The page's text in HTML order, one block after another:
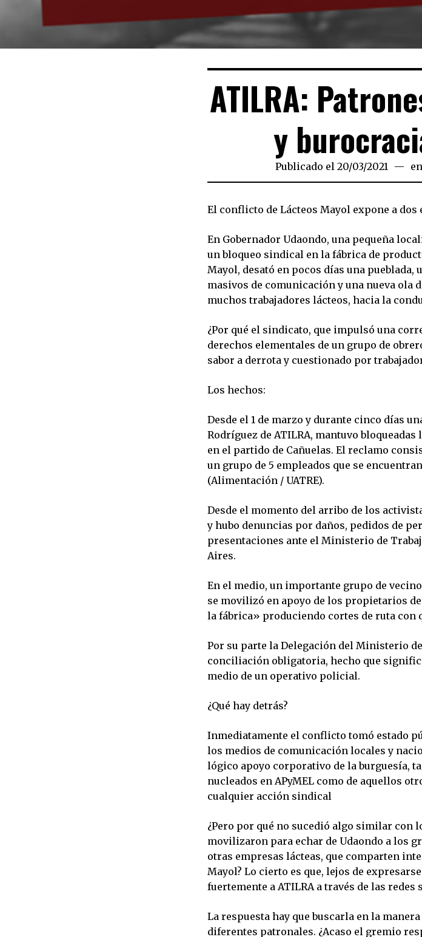
ATILRA:
y
Publicado el 20/03/2021 20/03/
en
El conflicto de Lácteos Mayol expone a dos
En Gobernador Udaondo, una pequeña
un bloqueo sindical en la fábrica de
Mayol, desató en pocos días una
masivos de comunicación y una nueva ola
muchos trabajadores lácteos, hacia la
¿Por qué el sindicato, que impulsó una
derechos elementales de un grupo de
sabor a derrota y cuestionado por
Los hechos:
Desde el 1 de marzo y durante cinco días
Rodríguez de ATILRA, mantuvo
en el partido de Cañuelas. El reclamo
un grupo de 5 empleados que se
(Alimentación / UATRE).
Desde el momento del arribo de los
y hubo denuncias por daños, pedidos de
presentaciones ante el Ministerio de
En el medio, un importante grupo de
se movilizó en apoyo de los propietarios
la fábrica» produciendo cortes de ruta con
Por su parte la Delegación del Ministerio
conciliación obligatoria, hecho que
medio de un operativo policial.
¿Qué hay detrás?
Inmediatamente el conflicto tomó estado
los medios de comunicación locales y
lógico apoyo corporativo de la burguesía,
nucleados en APyMEL como de aquellos
cualquier acción sindical
¿Pero por qué no sucedió algo similar con
movilizaron para echar de Udaondo a los
otras empresas lácteas, que comparten
Mayol? Lo cierto es que, lejos de
fuertemente a ATILRA a través de las redes
La respuesta hay que buscarla en la
diferentes patronales. ¿Acaso el gremio